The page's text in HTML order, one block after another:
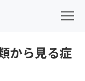
から見る症